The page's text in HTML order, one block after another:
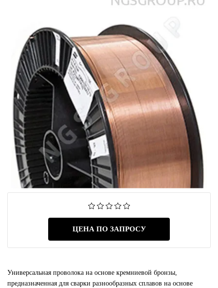
ЦЕНА ПО ЗАПРОСУ
Универсальная проволока на основе кремниевой бронзы,
предназначенная для сварки разнообразных сплавов на основе